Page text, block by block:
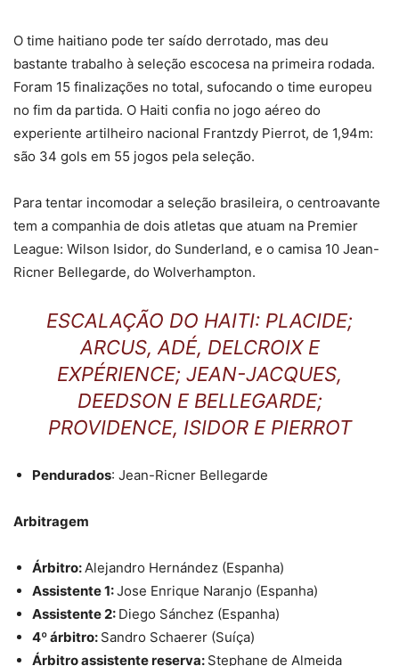
O time haitiano pode ter saído derrotado, mas deu
bastante trabalho à seleção escocesa na primeira rodada.
Foram 15 finalizações no total, sufocando o time europeu
no fim da partida. O Haiti confia no jogo aéreo do
experiente artilheiro nacional Frantzdy Pierrot, de 1,94m:
são 34 gols em 55 jogos pela seleção.
Para tentar incomodar a seleção brasileira, o centroavante
tem a companhia de dois atletas que atuam na Premier
League: Wilson Isidor, do Sunderland, e o camisa 10 Jean-
Ricner Bellegarde, do Wolverhampton.
ESCALAÇÃO DO HAITI: PLACIDE;
ARCUS, ADÉ, DELCROIX E
EXPÉRIENCE; JEAN-JACQUES,
DEEDSON E BELLEGARDE;
PROVIDENCE, ISIDOR E PIERROT
Pendurados: Jean-Ricner Bellegarde
Arbitragem
Árbitro:Alejandro Hernández (Espanha)
Assistente 1:Jose Enrique Naranjo (Espanha)
Assistente 2: Diego Sánchez (Espanha)
4º árbitro: Sandro Schaerer (Suíça)
Árbitro assistente reserva: Stephane de Almeida